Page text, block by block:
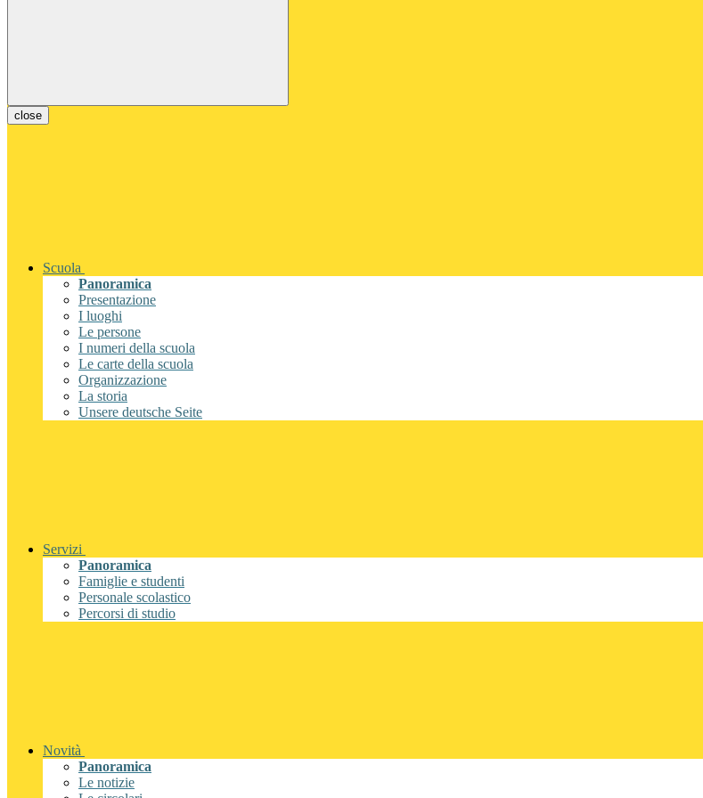
close
Scuola
Panoramica
Presentazione
I luoghi
Le persone
I numeri della scuola
Le carte della scuola
Organizzazione
La storia
Unsere deutsche Seite
Servizi
Panoramica
Famiglie e studenti
Personale scolastico
Percorsi di studio
Novità
Panoramica
Le notizie